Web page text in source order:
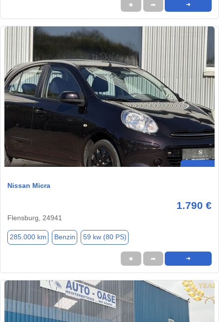
★ ➦ ➜
Nissan Micra
1.790 €
Flensburg, 24941
285.000 km Benzin 59 kw (80 PS)
★ ➦ ➜